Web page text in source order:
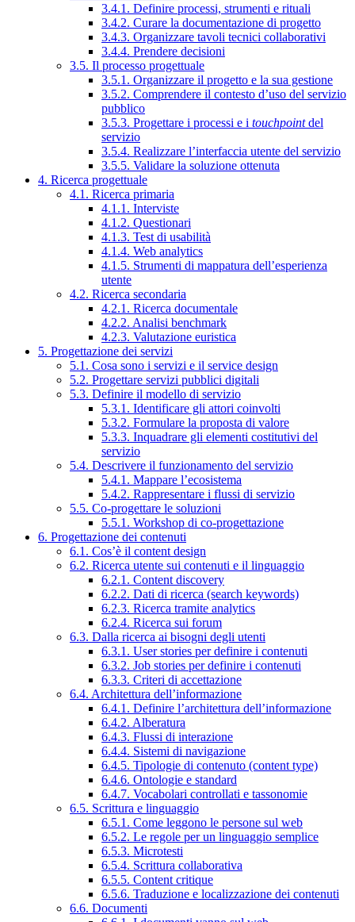
3.4.1. Definire processi, strumenti e rituali
3.4.2. Curare la documentazione di progetto
3.4.3. Organizzare tavoli tecnici collaborativi
3.4.4. Prendere decisioni
3.5. Il processo progettuale
3.5.1. Organizzare il progetto e la sua gestione
3.5.2. Comprendere il contesto d’uso del servizio
pubblico
3.5.3. Progettare i processi e i touchpointdel
servizio
3.5.4. Realizzare l’interfaccia utente del servizio
3.5.5. Validare la soluzione ottenuta
4. Ricerca progettuale
4.1. Ricerca primaria
4.1.1. Interviste
4.1.2. Questionari
4.1.3. Test di usabilità
4.1.4. Web analytics
4.1.5. Strumenti di mappatura dell’esperienza
utente
4.2. Ricerca secondaria
4.2.1. Ricerca documentale
4.2.2. Analisi benchmark
4.2.3. Valutazione euristica
5. Progettazione dei servizi
5.1. Cosa sono i servizi e il service design
5.2. Progettare servizi pubblici digitali
5.3. Definire il modello di servizio
5.3.1. Identificare gli attori coinvolti
5.3.2. Formulare la proposta di valore
5.3.3. Inquadrare gli elementi costitutivi del
servizio
5.4. Descrivere il funzionamento del servizio
5.4.1. Mappare l’ecosistema
5.4.2. Rappresentare i flussi di servizio
5.5. Co-progettare le soluzioni
5.5.1. Workshop di co-progettazione
6. Progettazione dei contenuti
6.1. Cos’è il content design
6.2. Ricerca utente sui contenuti e il linguaggio
6.2.1. Content discovery
6.2.2. Dati di ricerca (search keywords)
6.2.3. Ricerca tramite analytics
6.2.4. Ricerca sui forum
6.3. Dalla ricerca ai bisogni degli utenti
6.3.1. User stories per definire i contenuti
6.3.2. Job stories per definire i contenuti
6.3.3. Criteri di accettazione
6.4. Architettura dell’informazione
6.4.1. Definire l’architettura dell’informazione
6.4.2. Alberatura
6.4.3. Flussi di interazione
6.4.4. Sistemi di navigazione
6.4.5. Tipologie di contenuto (content type)
6.4.6. Ontologie e standard
6.4.7. Vocabolari controllati e tassonomie
6.5. Scrittura e linguaggio
6.5.1. Come leggono le persone sul web
6.5.2. Le regole per un linguaggio semplice
6.5.3. Microtesti
6.5.4. Scrittura collaborativa
6.5.5. Content critique
6.5.6. Traduzione e localizzazione dei contenuti
6.6. Documenti